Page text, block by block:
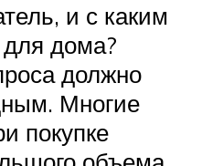
и с каким
дома?
должно
Многие
покупке